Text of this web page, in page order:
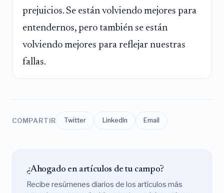
prejuicios. Se están volviendo mejores para
entendernos, pero también se están
volviendo mejores para reflejar nuestras
fallas.
COMPARTIR Twitter LinkedIn Email
¿Ahogado en artículos de tu campo?
Recibe resúmenes diarios de los artículos más